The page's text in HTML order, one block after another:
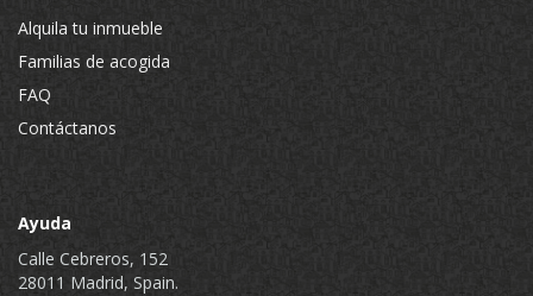
Alquila tu inmueble
Familias de acogida
FAQ
Contáctanos
Ayuda
Calle Cebreros, 152
28011 Madrid, Spain.